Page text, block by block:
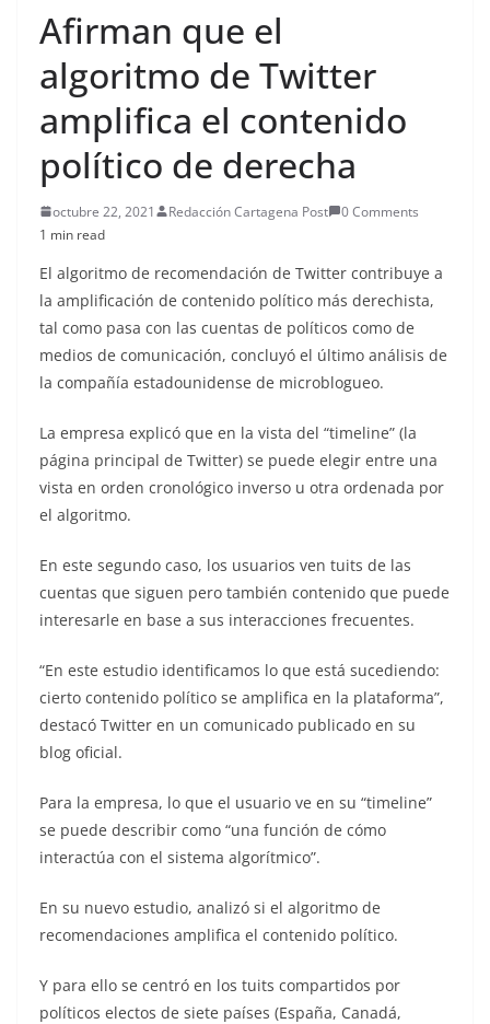
Afirman que el
algoritmo de Twitter
amplifica el contenido
político de derecha
octubre 22, 2021 Redacción Cartagena Post
0 Comments
1 min read
El algoritmo de recomendación de Twitter contribuye a
la amplificación de contenido político más derechista,
tal como pasa con las cuentas de políticos como de
medios de comunicación, concluyó el último análisis de
la compañía estadounidense de microblogueo.
La empresa explicó que en la vista del “timeline” (la
página principal de Twitter) se puede elegir entre una
vista en orden cronológico inverso u otra ordenada por
el algoritmo.
En este segundo caso, los usuarios ven tuits de las
cuentas que siguen pero también contenido que puede
interesarle en base a sus interacciones frecuentes.
“En este estudio identificamos lo que está sucediendo:
cierto contenido político se amplifica en la plataforma”,
destacó Twitter en un comunicado publicado en su
blog oficial.
Para la empresa, lo que el usuario ve en su “timeline”
se puede describir como “una función de cómo
interactúa con el sistema algorítmico”.
En su nuevo estudio, analizó si el algoritmo de
recomendaciones amplifica el contenido político.
Y para ello se centró en los tuits compartidos por
políticos electos de siete países (España, Canadá,